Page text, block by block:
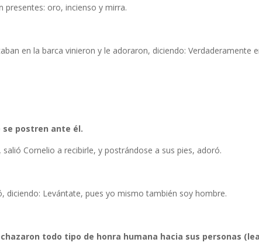
presentes: oro, incienso y mirra.
en la barca vinieron y le adoraron, diciendo: Verdaderamente
se postren ante él.
Cornelio a recibirle, y postrándose a sus pies, adoró.
diciendo: Levántate, pues yo mismo también soy hombre.
todo tipo de honra humana hacia sus personas